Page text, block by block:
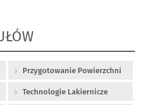
Przygotowanie Powierzchni
Technologie Lakiernicze